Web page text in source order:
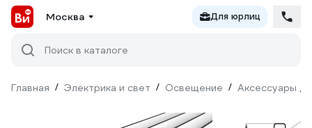
Москва Для юрлиц
Поиск в каталоге
Главная / Электрика и свет / Освещение / Аксессуары